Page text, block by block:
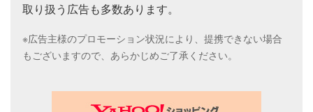
取り扱う広告も多数あります。
※広告主様のプロモーション状況により、提携できない場合
もございますので、あらかじめご了承ください。